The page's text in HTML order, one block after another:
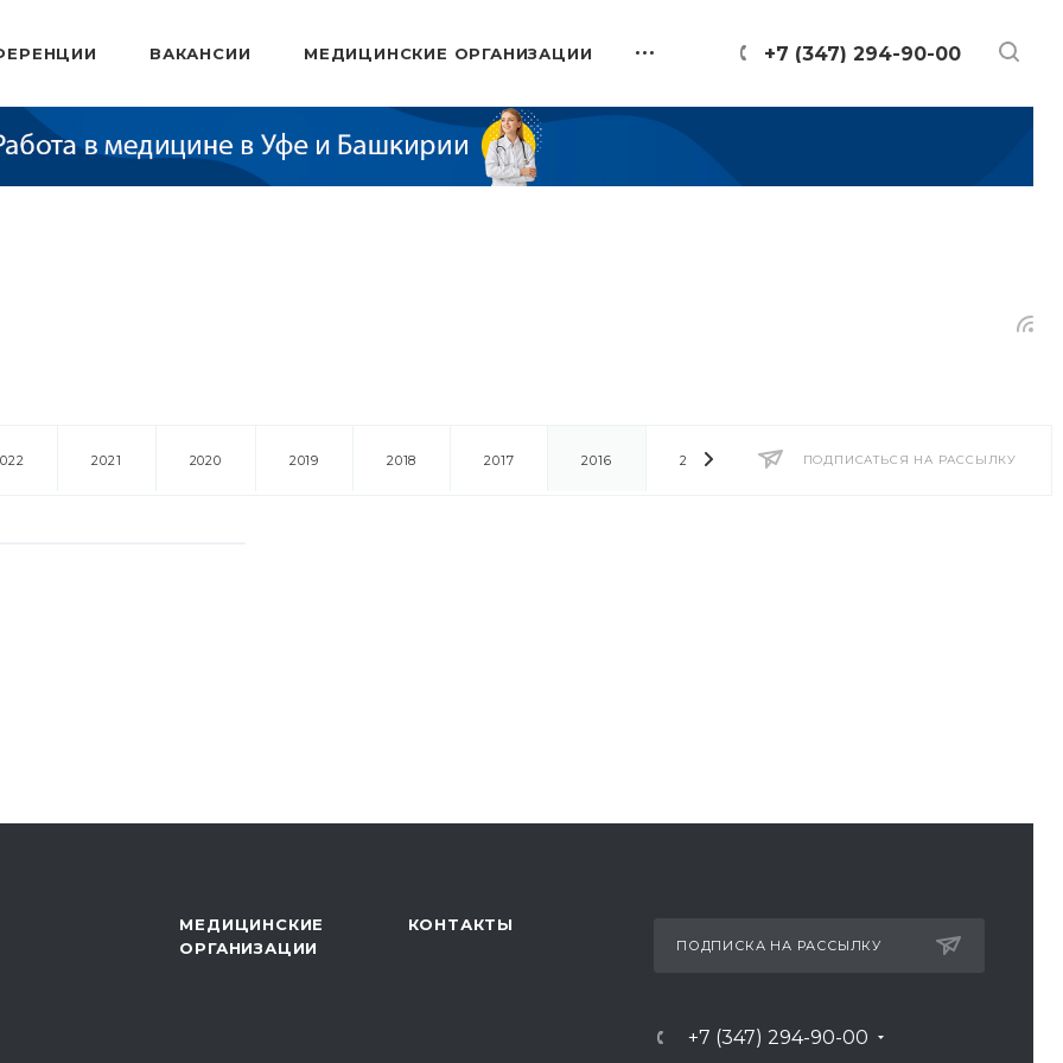
+7 (347) 294-90-00
ВАКАНСИИ МЕДИЦИНСКИЕ ОРГАНИЗАЦИИ
ПОДПИСАТЬСЯ НА РАССЫЛКУ
2021 2020 2019 2018 2017 2016 2014 2013 2012 2011
МЕДИЦИНСКИЕ
ОРГАНИЗАЦИИ
КОНТАКТЫ
ПОДПИСКА НА РАССЫЛКУ
+7 (347) 294-90-00